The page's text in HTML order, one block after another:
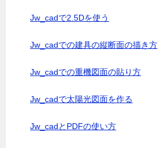
Jw_cadで2.5Dを使う
Jw_cadでの建具の縦断面の描き方
Jw_cadでの重機図面の貼り方
Jw_cadで太陽光図面を作る
Jw_cadとPDFの使い方